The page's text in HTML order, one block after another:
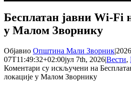
Бесплатан јавни Wi-Fi
у Малом Зворнику
Објавио Општина Мали Зворник|
07T11:49:32+02:00јул 7th, 2026|Вести,
Коментари су искључени на
локације у Малом Зворнику